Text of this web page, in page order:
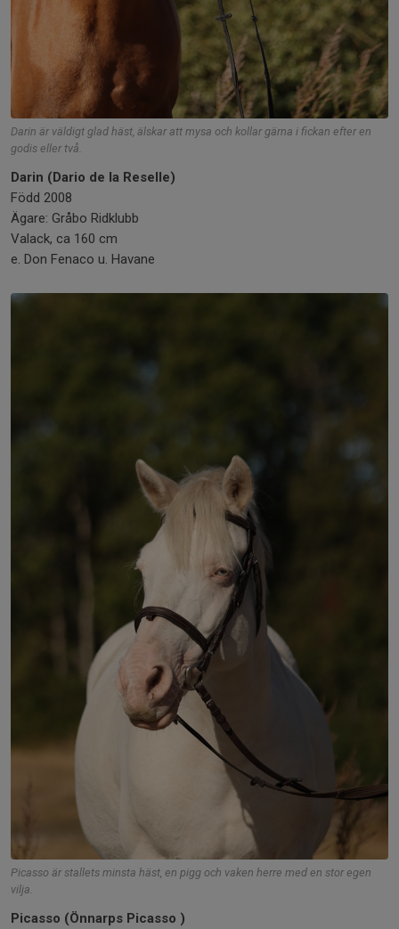
Darin är väldigt glad häst, älskar att mysa och kollar gärna i fickan efter en
godis eller två.
Darin (Dario de la Reselle)
Född 2008
Ägare: Gråbo Ridklubb
Valack, ca 160 cm
e. Don Fenaco u. Havane
Picasso är stallets minsta häst, en pigg och vaken herre med en stor egen
vilja.
Picasso (Önnarps Picasso )